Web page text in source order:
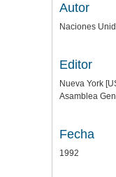
Autor
Naciones
Editor
Nueva York
Asamblea
Fecha
1992